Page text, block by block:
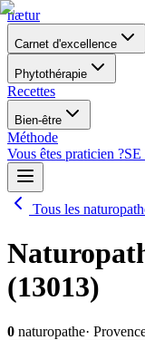
nætur
Carnet d'excellence
Phytothérapie
Recettes
Bien-être
Méthode
Vous êtes praticien ?
Tous les
(13013)
0 naturopathe·